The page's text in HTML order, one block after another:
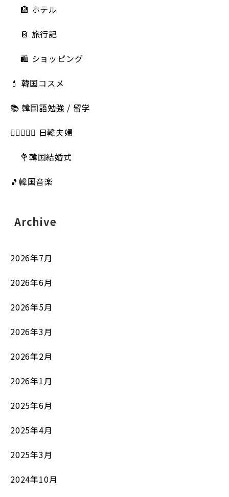
🏨 ホテル
📔 旅行記
🛍️ ショッピング
💄 韓国コスメ
📚 韓国語勉強 / 留学
👩🏻‍❤️‍👨🏻 日韓夫婦
💐韓国結婚式
🎵韓国音楽
Archive
2026年7月
2026年6月
2026年5月
2026年3月
2026年2月
2026年1月
2025年6月
2025年4月
2025年3月
2024年10月